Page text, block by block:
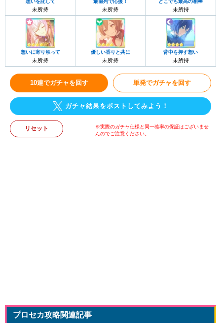
想いを託して
未所持
最前列で応援！
未所持
どこでも最高の相棒
未所持
想いに寄り添って
未所持
優しい香りと共に
未所持
背中を押す想い
未所持
10連でガチャを回す 単発でガチャを回す
ガチャ結果をポストしてみよう！
リセット
※実際のガチャ仕様と同一確率の保証はございませ
んのでご注意ください。
プロセカ攻略関連記事